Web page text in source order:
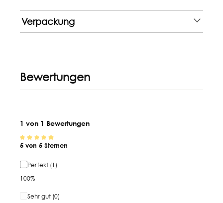
Verpackung
Bewertungen
1 von 1 Bewertungen
Durchschnittliche Bewertung von 5 von 5 Sternen
5 von 5 Sternen
Perfekt (1)
100%
Sehr gut (0)